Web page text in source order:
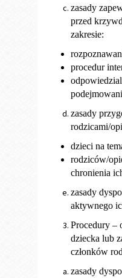
zasady
przed
zakresie:
procedur
zasady
rodzicami/
dzieci na
rodziców/
chronienia
zasady
aktywnego
Procedury –
dziecka lub
członków
zasady